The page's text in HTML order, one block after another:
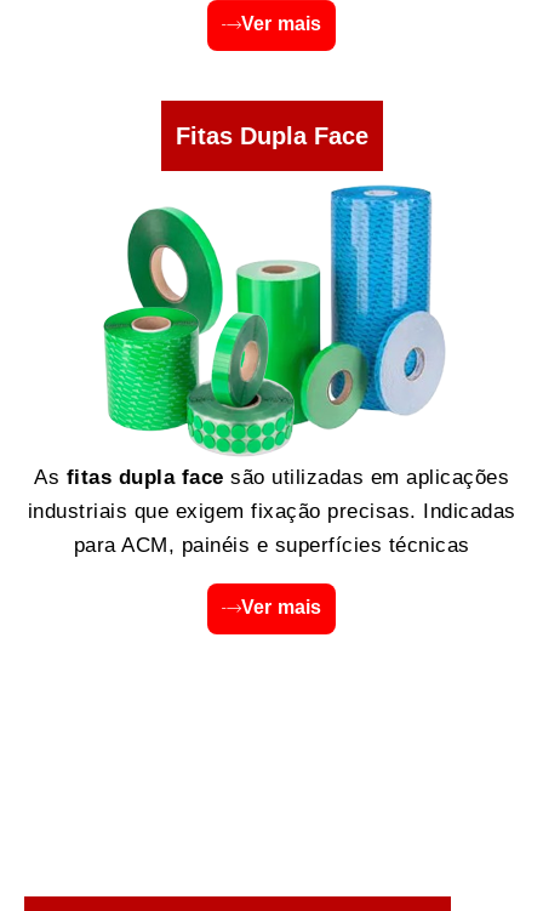
Ver mais
Fitas Dupla Face
As fitas dupla face são utilizadas em aplicações
industriais que exigem fixação precisas. Indicadas
para ACM, painéis e superfícies técnicas
Ver mais